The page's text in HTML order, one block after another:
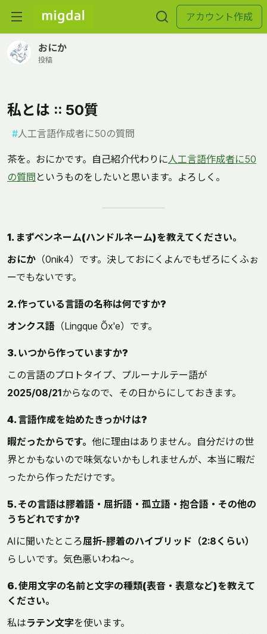
アカウント作成
おにか
投稿
私とは :: 50質
#人工言語作成者に50の質問
茶を。おにかです。自己紹介代わりに人工言語作成者に50
の質問 というものをしたいと思います。よろしく。
1. まずペンネーム(ハンドルネーム)を教えてください。
おにか （0nik4）です。決しておにくよんでもぜろにくふぉ
ーでもないです。
2. 作っている言語の名称は何ですか?
オンクス語 （Lingque Õx'e）です。
3. いつから作っていますか?
この言語のプロトタイプ、プルーナルテー語が
2025/08/21からなので、その日からにしておきます。
4. 言語作成を始めたきっかけは?
暇だったからです。 他に理由はありません。自分だけの世
界とかもないので味気ないかもしれませんが、本当に暇だ
ったから作っただけです。
5. その言語は膠着語・屈折語・孤立語・抱合語・その他の
うちどれですか?
AIに聞いたところ屈折-膠着のハイブリッド（2:8くらい）
らしいです。気色悪いわね～。
6. 使用文字の名前と文字の種類(表音・表意など)を教えて
ください。
私はラテン文字を使います。